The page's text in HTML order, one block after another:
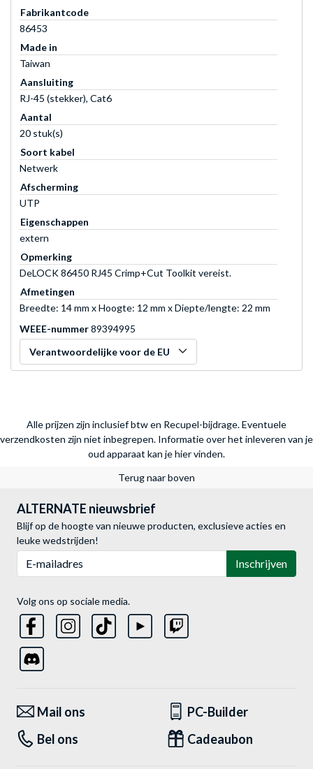
Fabrikantcode
86453
Made in
Taiwan
Aansluiting
RJ-45 (stekker), Cat6
Aantal
20 stuk(s)
Soort kabel
Netwerk
Afscherming
UTP
Eigenschappen
extern
Opmerking
DeLOCK 86450 RJ45 Crimp+Cut Toolkit vereist.
Afmetingen
Breedte: 14 mm x Hoogte: 12 mm x Diepte/lengte: 22 mm
WEEE-nummer89394995
Verantwoordelijke voor de EU
Alle prijzen zijn inclusief btw en Recupel-bijdrage. Eventuele
verzendkosten zijn niet inbegrepen. Informatie over het inleveren van je
oud apparaat kan je hier vinden.
Terug naar boven
ALTERNATE nieuwsbrief
Blijf op de hoogte van nieuwe producten, exclusieve acties en
leuke wedstrijden!
Inschrijven
Volg ons op sociale media.
Mail ons
PC-Builder
Bel ons
Cadeaubon